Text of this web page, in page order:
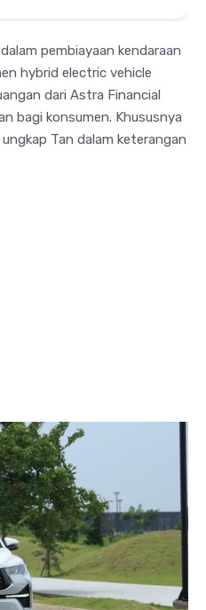
pembiayaan kendaraan
hybrid electric vehicle
dari Astra Financial
bagi konsumen. Khususnya
Tan dalam keterangan